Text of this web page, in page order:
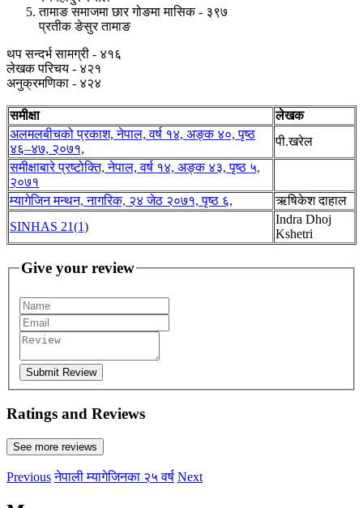
तामाङ समाजमा छार गोङमा मासिक - ३९७
प्रतीक ङेसुर तामाङ
थप सन्दर्भ सामग्री - ४१६
लेखक परिचय - ४२१
अनुक्रमणिका - ४२४
समीक्षा
लेखक
अलमलबीचको प्रकाश, नेपाल, वर्ष १४, अङ्क ४०, पृष्ठ
४६–४७, २०७१,
पी.खरेल
समीक्षाबारे प्रष्टोक्ति, नेपाल, वर्ष १४, अङ्क ४३, पृष्ठ ५,
२०७१
म्यागेजिन मन्थन, नागरिक, २४ जेठ २०७१, पृष्ठ ६,
ऋषिकेश दाहाल
SINHAS 21(1)
Indra Dhoj
Kshetri
Give your review
Submit Review
Ratings and Reviews
See more reviews
Previous नेपाली म्यागेजिनका २५ वर्ष Next